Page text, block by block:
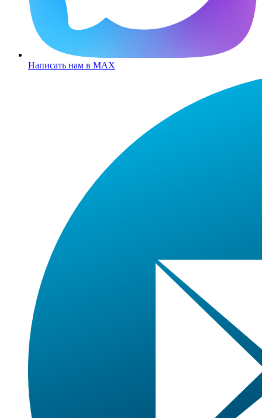
Написать нам в MAX